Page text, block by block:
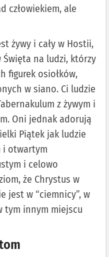
człowiekiem, ale
żywy i cały w Hostii,
Święta na ludzi, którzy
figurek osiołków,
w siano. Ci ludzie
z żywym i
Oni jednak adorują
Piątek jak ludzie
i otwartym
i celowo
że Chrystus w
jest w “ciemnicy”, w
tym innym miejscu